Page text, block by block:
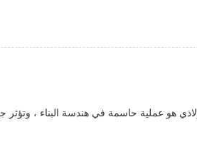
هو عملية حاسمة في هندسة البناء ،